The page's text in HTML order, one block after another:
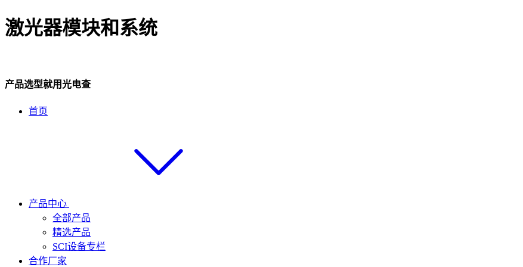
激光器模块和系统
产品选型就用光电查
首页
产品中心
全部产品
精选产品
SCI设备专栏
合作厂家